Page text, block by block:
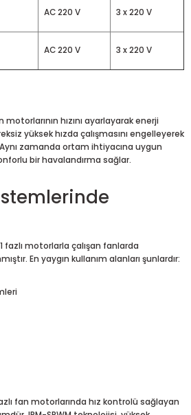
AC 220 V 3 x 220 V
AC 220 V 3 x 220 V
motorlarının hızını ayarlayarak enerji
yüksek hızda çalışmasını engelleyerek
zamanda ortam ihtiyacına uygun
bir havalandırma sağlar.
fazlı motorlarla çalışan fanlarda
En yaygın kullanım alanları şunlardır:
fan motorlarında hız kontrolü sağlayan